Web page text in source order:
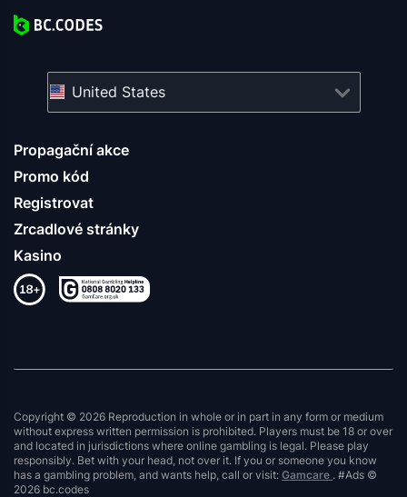
Propagační akce
Promo kód
Registrovat
Zrcadlové stránky
Kasino
United States
Copyright © 2026 Reproduction in whole or in part in any form or medium
without express written permission is prohibited. Players must be 18 or over
and located in jurisdictions where online gambling is legal. Please play
responsibly. Bet with your head, not over it. If you or someone you know
has a gambling problem, and wants help, call or visit: Gamcare . #Ads ©
2026 bc.codes